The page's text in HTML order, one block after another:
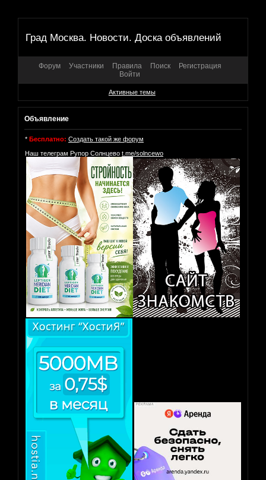
Град Москва. Новости. Доска объявлений
Форум Участники Правила Поиск
Регистрация
Войти
Активные темы
Объявление
* Бесплатно: Создать такой же форум
Наш телеграм Рупор Солнцево t.me/solncewo